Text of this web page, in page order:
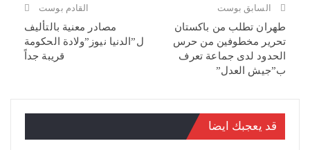
السابق بوست
طهران تطلب من باكستان
تحرير مخطوفين من حرس
الحدود لدى جماعة تعرف
ب”جيش العدل”
القادم بوست
مصادر معنية بالتأليف
ل”الدنيا نيوز”ولادة الحكومة
قريبة جداً
قد يعجبك ايضا